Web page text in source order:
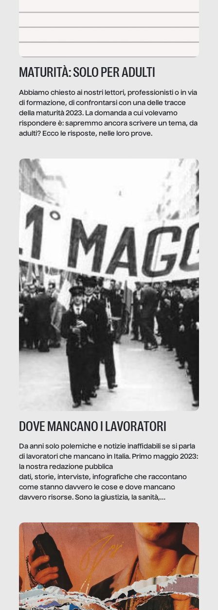
MATURITÀ: SOLO PER ADULTI
Abbiamo chiesto ai nostri lettori, professionisti o in via
di formazione, di confrontarsi con una delle tracce
della maturità 2023. La domanda a cui volevamo
rispondere è: sapremmo ancora scrivere un tema, da
adulti? Ecco le risposte, nelle loro prove.
DOVE MANCANO I LAVORATORI
Da anni solo polemiche e notizie inaffidabili se si parla
di lavoratori che mancano in Italia. Primo maggio 2023:
la nostra redazione pubblica
dati, storie, interviste, infografiche che raccontano
come stanno davvero le cose e dove mancano
davvero risorse. Sono la giustizia, la sanità,